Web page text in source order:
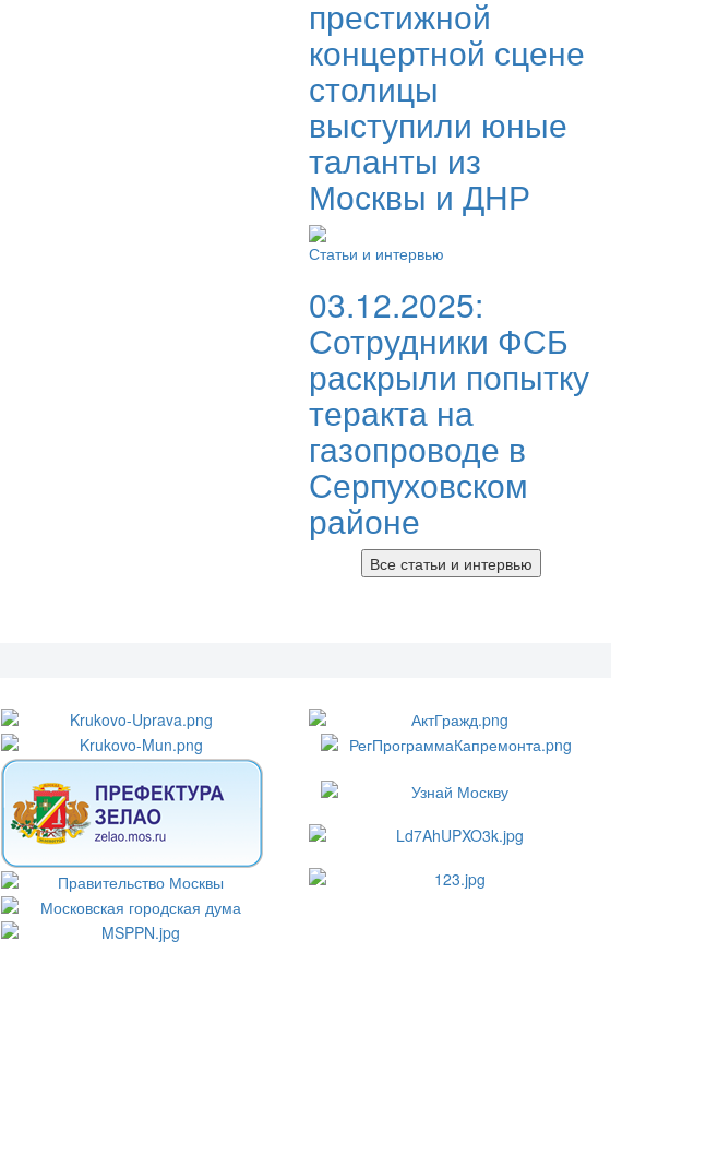
престижной
концертной сцене
столицы
выступили юные
таланты из
Москвы и ДНР
Статьи и интервью
03.12.2025:
Сотрудники ФСБ
раскрыли попытку
теракта на
газопроводе в
Серпуховском
районе
Все статьи и интервью